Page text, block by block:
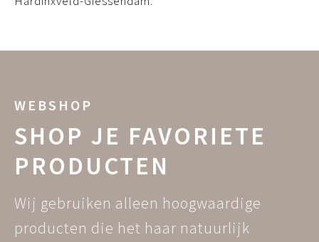
WEBSHOP
SHOP JE FAVORIETE
PRODUCTEN
Wij gebruiken alleen hoogwaardige
producten die het haar natuurlijk